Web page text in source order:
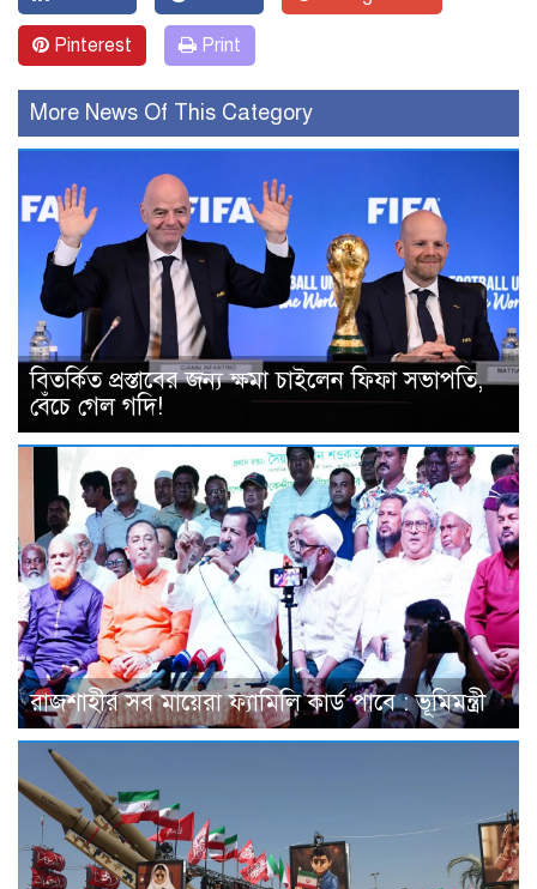
Pinterest Print
More News Of This Category
বিতর্কিত প্রস্তাবের জন্য ক্ষমা চাইলেন ফিফা সভাপতি,
বেঁচে গেল গদি!
রাজশাহীর সব মায়েরা ফ্যামিলি কার্ড পাবে : ভূমিমন্ত্রী